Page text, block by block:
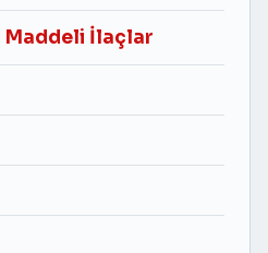
Maddeli İlaçlar